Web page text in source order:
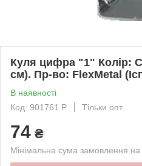
Куля цифра "1" Колір:
см). Пр-во: FlexMetal
В наявності
Код: 901761 P
Тільки опт
74 ₴
Мінімальна сума замовлення